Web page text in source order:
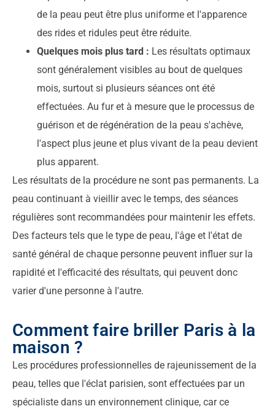
de la peau peut être plus uniforme et l'apparence
des rides et ridules peut être réduite.
Quelques mois plus tard : Les résultats optimaux
sont généralement visibles au bout de quelques
mois, surtout si plusieurs séances ont été
effectuées. Au fur et à mesure que le processus de
guérison et de régénération de la peau s'achève,
l'aspect plus jeune et plus vivant de la peau devient
plus apparent.
Les résultats de la procédure ne sont pas permanents. La
peau continuant à vieillir avec le temps, des séances
régulières sont recommandées pour maintenir les effets.
Des facteurs tels que le type de peau, l'âge et l'état de
santé général de chaque personne peuvent influer sur la
rapidité et l'efficacité des résultats, qui peuvent donc
varier d'une personne à l'autre.
Comment faire briller Paris à la
maison ?
Les procédures professionnelles de rajeunissement de la
peau, telles que l'éclat parisien, sont effectuées par un
spécialiste dans un environnement clinique, car ce